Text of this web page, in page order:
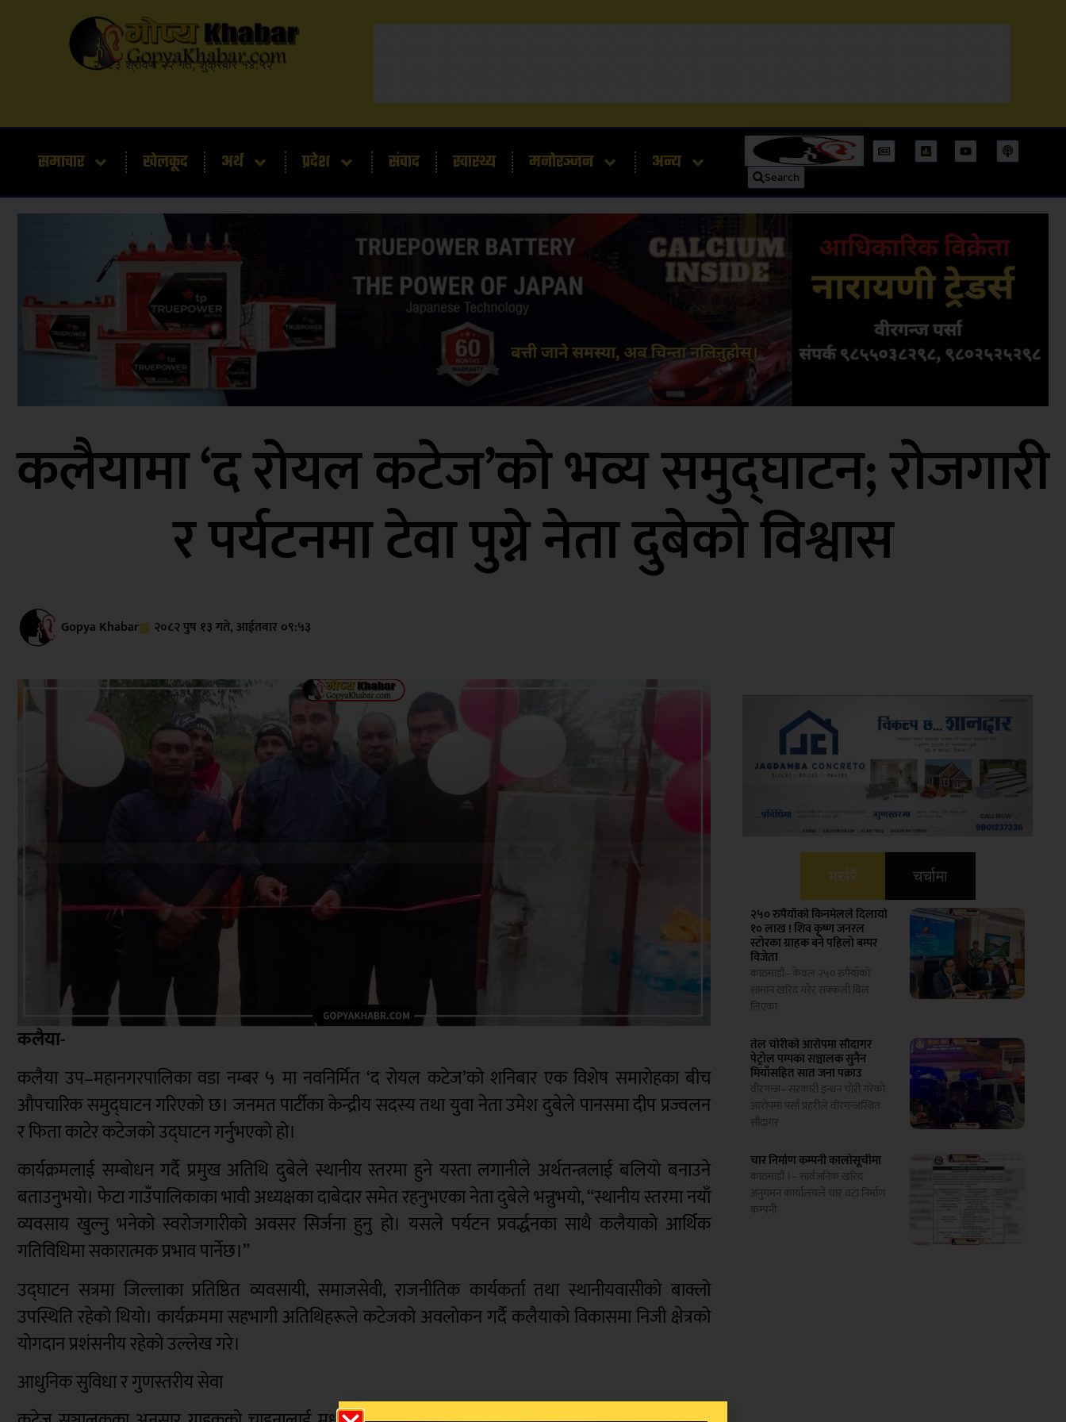
२०८३ श्रावण २२ गते, शुक्रबार १४:५२
समाचार खेलकूद अर्थ प्रदेश संवाद स्वास्थ्य मनोरञ्जन अन्य
Search
कलैयामा ‘द रोयल कटेज’को भव्य समुद्घाटन; रोजगारी
र पर्यटनमा टेवा पुग्ने नेता दुबेको विश्वास
Gopya Khabar २०८२ पुष १३ गते, आईतवार ०९:५३
कलैया-
कलैया उप–महानगरपालिका वडा नम्बर ५ मा नवनिर्मित ‘द रोयल कटेज’को शनिबार एक विशेष समारोहका बीच
औपचारिक समुद्घाटन गरिएको छ। जनमत पार्टीका केन्द्रीय सदस्य तथा युवा नेता उमेश दुबेले पानसमा दीप प्रज्वलन
र फिता काटेर कटेजको उद्घाटन गर्नुभएको हो।
कार्यक्रमलाई सम्बोधन गर्दै प्रमुख अतिथि दुबेले स्थानीय स्तरमा हुने यस्ता लगानीले अर्थतन्त्रलाई बलियो बनाउने
बताउनुभयो। फेटा गाउँपालिकाका भावी अध्यक्षका दाबेदार समेत रहनुभएका नेता दुबेले भन्नुभयो, “स्थानीय स्तरमा नयाँ
व्यवसाय खुल्नु भनेको स्वरोजगारीको अवसर सिर्जना हुनु हो। यसले पर्यटन प्रवर्द्धनका साथै कलैयाको आर्थिक
गतिविधिमा सकारात्मक प्रभाव पार्नेछ।”
उद्घाटन सत्रमा जिल्लाका प्रतिष्ठित व्यवसायी, समाजसेवी, राजनीतिक कार्यकर्ता तथा स्थानीयवासीको बाक्लो
उपस्थिति रहेको थियो। कार्यक्रममा सहभागी अतिथिहरूले कटेजको अवलोकन गर्दै कलैयाको विकासमा निजी क्षेत्रको
योगदान प्रशंसनीय रहेको उल्लेख गरे।
आधुनिक सुविधा र गुणस्तरीय सेवा
भर्खरै चर्चामा
२५० रुपैयाँको किनमेलले दिलायो
१० लाख ! शिव कृष्ण जनरल
स्टोरका ग्राहक बने पहिलो बम्पर
विजेता
काठमाडौं– केवल २५० रुपैयाँको
सामान खरिद गरेर सक्कली बिल
लिएका
तेल चोरीको आरोपमा सौदागर
पेट्रोल पम्पका सञ्चालक सुनैन
मियाँसहित सात जना पक्राउ
वीरगन्ज– सरकारी इन्धन चोरी गरेको
आरोपमा पर्सा प्रहरीले वीरगन्जस्थित
सौदागर
चार निर्माण कम्पनी कालोसूचीमा
काठमाडौं ।– सार्वजनिक खरिद
अनुगमन कार्यालयले चार वटा निर्माण
कम्पनी